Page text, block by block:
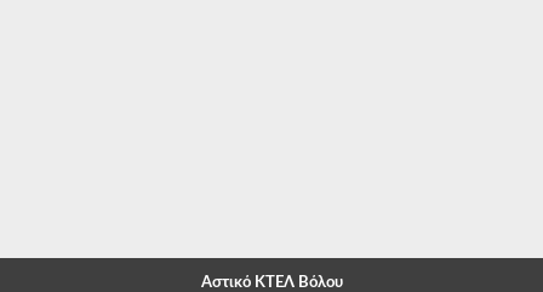
Αστικό ΚΤΕΛ Βόλου